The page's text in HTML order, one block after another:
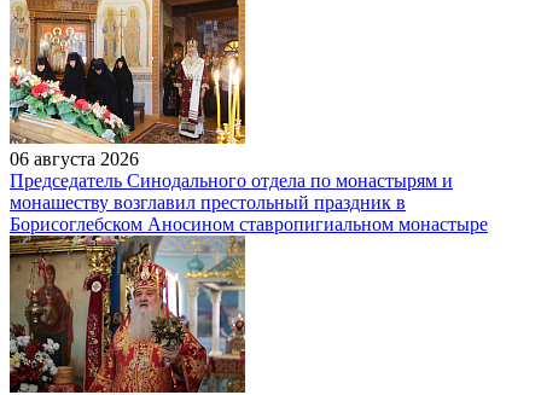
06 августа 2026
Председатель Синодального отдела по монастырям и
монашеству возглавил престольный праздник в
Борисоглебском Аносином ставропигиальном монастыре